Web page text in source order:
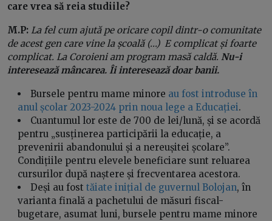
care vrea să reia studiile?
M.P: La fel cum ajută pe oricare copil dintr-o comunitate
de acest gen care vine la școală (...) E complicat și foarte
complicat. La Coroieni am program masă caldă. Nu-i
interesează mâncarea. Îi interesează doar banii.
Bursele pentru mame minore au fost introduse în
anul școlar 2023-2024 prin noua lege a Educației.
Cuantumul lor este de 700 de lei/lună, și se acordă
pentru „susținerea participării la educație, a
prevenirii abandonului și a nereușitei școlare”.
Condițiile pentru elevele beneficiare sunt reluarea
cursurilor după naștere și frecventarea acestora.
Deși au fosttăiate inițial de guvernul Bolojan, în
varianta finală a pachetului de măsuri fiscal-
bugetare, asumat luni, bursele pentru mame minore